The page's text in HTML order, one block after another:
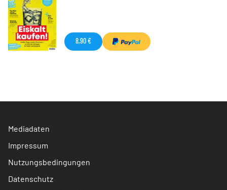
8,90 €
Mediadaten
Impressum
Nutzungsbedingungen
Datenschutz